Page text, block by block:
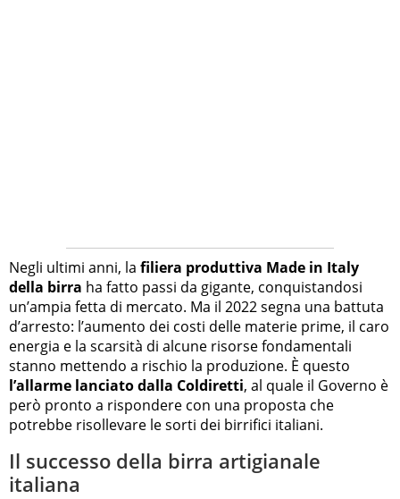
Negli ultimi anni, la filiera produttiva Made in Italy
della birra ha fatto passi da gigante, conquistandosi
un’ampia fetta di mercato. Ma il 2022 segna una battuta
d’arresto: l’aumento dei costi delle materie prime, il caro
energia e la scarsità di alcune risorse fondamentali
stanno mettendo a rischio la produzione. È questo
l’allarme lanciato dalla Coldiretti, al quale il Governo è
però pronto a rispondere con una proposta che
potrebbe risollevare le sorti dei birrifici italiani.
Il successo della birra artigianale
italiana